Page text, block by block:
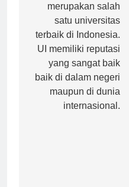
merupakan salah
satu universitas
terbaik di Indonesia.
UI memiliki reputasi
yang sangat baik
baik di dalam negeri
maupun di dunia
internasional.